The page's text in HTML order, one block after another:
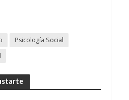
Psicología Social